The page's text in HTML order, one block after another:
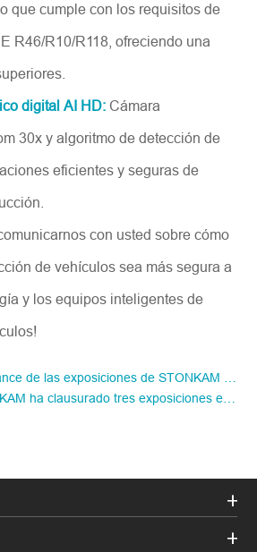
que cumple con los requisitos de
R46/R10/R118, ofreciendo una
digital AI HD:Cámara
30x y algoritmo de detección de
eficientes y seguras de
con usted sobre cómo
de vehículos sea más segura a
y los equipos inteligentes de
de las exposiciones de STONKAM en enero de 2025
ha clausurado tres exposiciones en octubre.